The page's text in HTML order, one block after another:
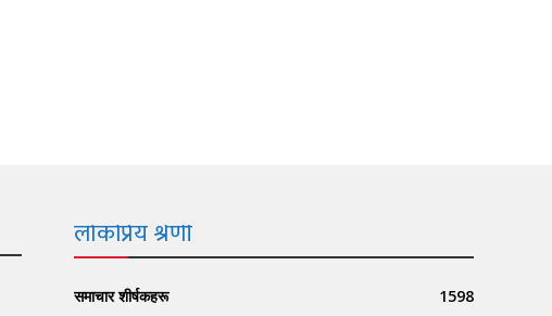
लोकप्रिय श्रेणी
समाचार शीर्षकहरू 1598